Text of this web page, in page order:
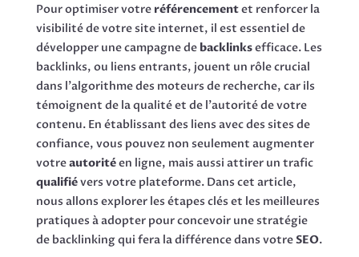
Pour optimiser votre référencementet renforcer la
visibilité de votre site internet, il est essentiel de
développer une campagne de backlinksefficace. Les
backlinks, ou liens entrants, jouent un rôle crucial
dans l’algorithme des moteurs de recherche, car ils
témoignent de la qualité et de l’autorité de votre
contenu. En établissant des liens avec des sites de
confiance, vous pouvez non seulement augmenter
votreautoritéen ligne, mais aussi attirer un trafic
qualifiévers votre plateforme. Dans cet article,
nous allons explorer les étapes clés et les meilleures
pratiques à adopter pour concevoir une stratégie
de backlinking qui fera la différence dans votreSEO.